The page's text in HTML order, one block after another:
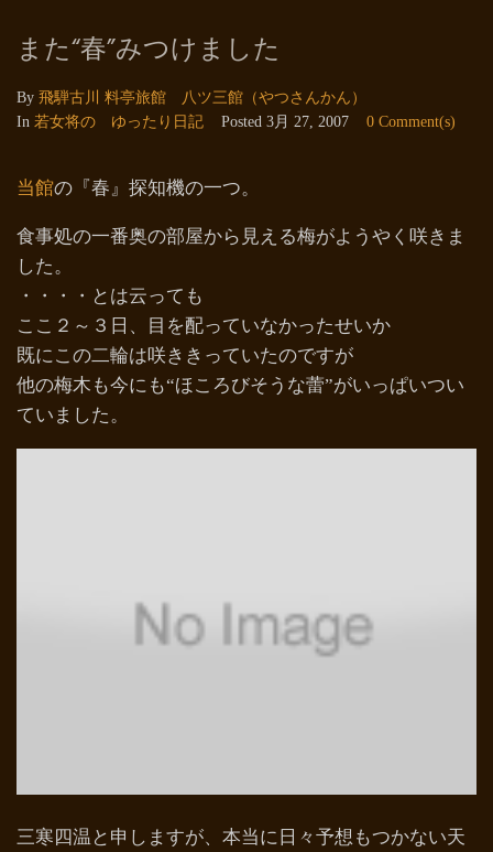
また“春”みつけました
By 飛騨古川 料亭旅館 八ツ三館（やつさんかん）
In 若女将の ゆったり日記 Posted 3月 27, 2007 0 Comment(s)
当館の『春』探知機の一つ。
食事処の一番奥の部屋から見える梅がようやく咲きま
した。
・・・・とは云っても
ここ２～３日、目を配っていなかったせいか
既にこの二輪は咲ききっていたのですが
他の梅木も今にも“ほころびそうな蕾”がいっぱいつい
ていました。
三寒四温と申しますが、本当に日々予想もつかない天